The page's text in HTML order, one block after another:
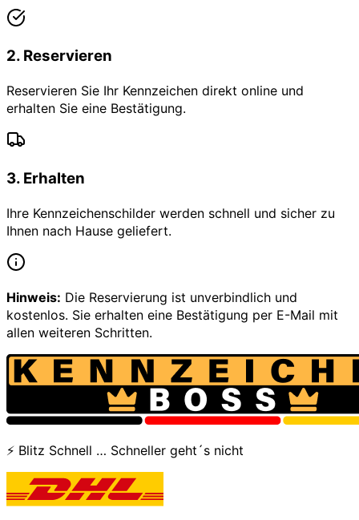
2. Reservieren
Reservieren Sie Ihr Kennzeichen direkt online und
erhalten Sie eine Bestätigung.
3. Erhalten
Ihre Kennzeichenschilder werden schnell und sicher zu
Ihnen nach Hause geliefert.
Hinweis: Die Reservierung ist unverbindlich und
kostenlos. Sie erhalten eine Bestätigung per E-Mail mit
allen weiteren Schritten.
⚡ Blitz Schnell … Schneller geht´s nicht